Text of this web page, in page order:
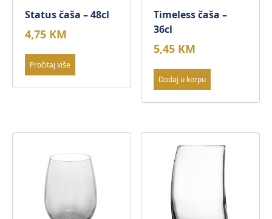
Status čaša – 48cl
4,75 KM
Pročitaj više
Timeless čaša –
36cl
5,45 KM
Dodaj u korpu